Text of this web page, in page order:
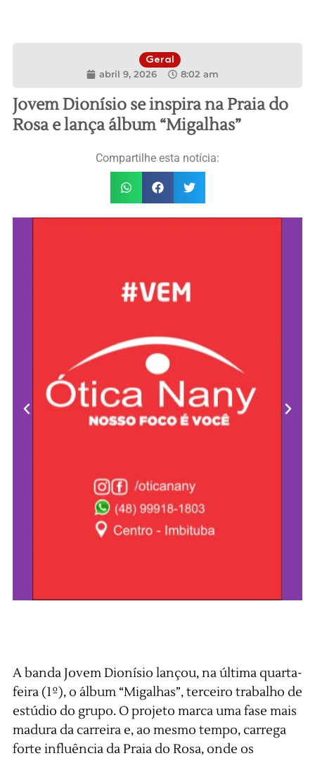
Geral
abril 9, 2026 8:02 am
Jovem Dionísio se inspira na Praia do
Rosa e lança álbum “Migalhas”
Compartilhe esta notícia:
A banda Jovem Dionísio lançou, na última quarta-
feira (1º), o álbum “Migalhas”, terceiro trabalho de
estúdio do grupo. O projeto marca uma fase mais
madura da carreira e, ao mesmo tempo, carrega
forte influência da Praia do Rosa, onde os